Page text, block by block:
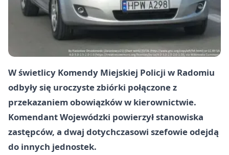
W świetlicy Komendy Miejskiej Policji w Radomiu
odbyły się uroczyste zbiórki połączone z
przekazaniem obowiązków w kierownictwie.
Komendant Wojewódzki powierzył stanowiska
zastępców, a dwaj dotychczasowi szefowie odejdą
do innych jednostek.